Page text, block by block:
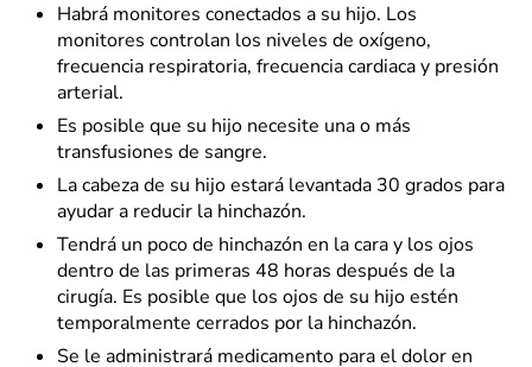
Habrá monitores conectados a su hijo. Los
monitores controlan los niveles de oxígeno,
frecuencia respiratoria, frecuencia cardiaca y presión
arterial.
Es posible que su hijo necesite una o más
transfusiones de sangre.
La cabeza de su hijo estará levantada 30 grados para
ayudar a reducir la hinchazón.
Tendrá un poco de hinchazón en la cara y los ojos
dentro de las primeras 48 horas después de la
cirugía. Es posible que los ojos de su hijo estén
temporalmente cerrados por la hinchazón.
Se le administrará medicamento para el dolor en